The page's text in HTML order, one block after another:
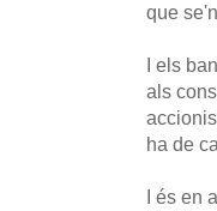
que
I els
als
ha de
I és en